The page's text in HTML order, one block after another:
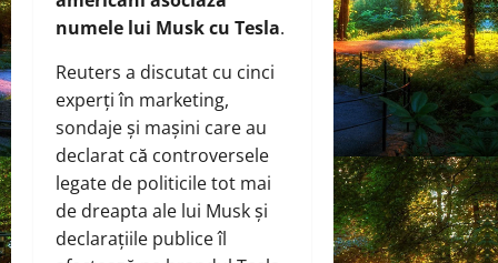
numele lui Musk cu Tesla.
Reuters a discutat cu cinci
experți în marketing,
sondaje și mașini care au
declarat că controversele
legate de politicile tot mai
de dreapta ale lui Musk și
declarațiile publice îl